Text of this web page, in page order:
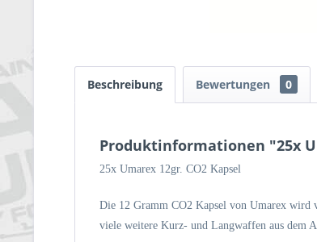
Beschreibung Bewertungen 0
Produktinformationen "25x
25x Umarex 12gr. CO2 Kapsel
Die 12 Gramm CO2 Kapsel von Umarex
viele weitere Kurz- und Langwaffen aus dem